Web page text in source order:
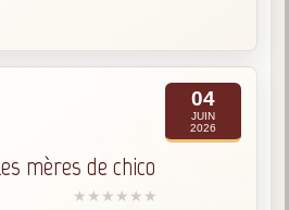
04
JUIN
2026
mères de chico